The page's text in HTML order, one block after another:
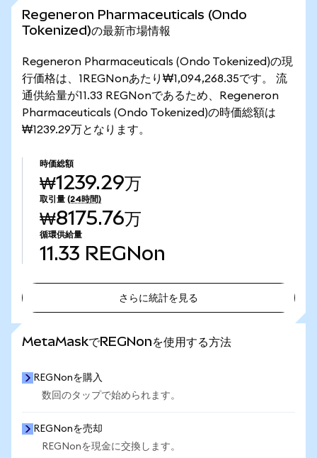
Regeneron Pharmaceuticals (Ondo
Tokenized)の最新市場情報
Regeneron Pharmaceuticals (Ondo Tokenized)の現
行価格は、1REGNonあたり₩1,094,268.35です。 流
通供給量が11.33 REGNonであるため、Regeneron
Pharmaceuticals (Ondo Tokenized)の時価総額は
₩1239.29万となります。
時価総額
₩1239.29万
取引量 (24時間)
₩8175.76万
循環供給量
11.33 REGNon
さらに統計を見る
MetaMaskでREGNonを使用する方法
REGNonを購入
数回のタップで始められます。
REGNonを売却
REGNonを現金に交換します。